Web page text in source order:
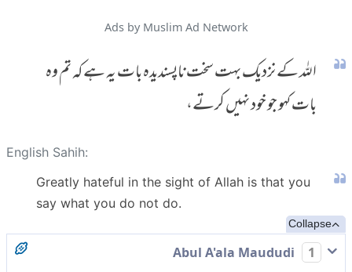
Ads by Muslim Ad Network
اللہ کے نزدیک بہت سخت ناپسندیدہ بات یہ ہے کہ تم وہ
بات کہو جو خود نہیں کرتے،
English Sahih:
Greatly hateful in the sight of Allah is that you
say what you do not do.
Collapse
1